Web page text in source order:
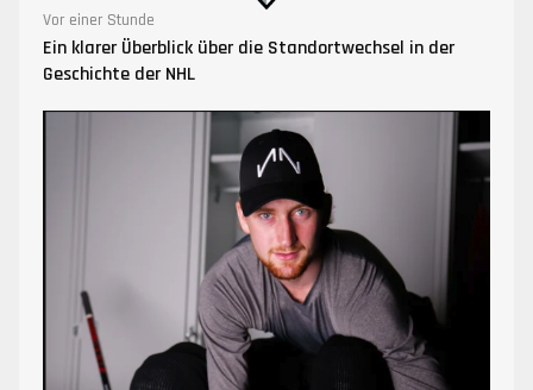
Vor einer Stunde
Ein klarer Überblick über die Standortwechsel in der
Geschichte der NHL